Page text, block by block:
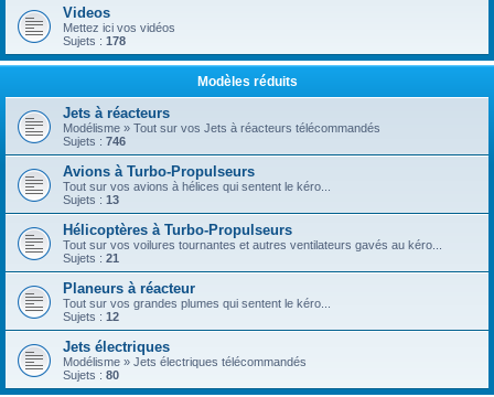
Videos
Mettez ici vos vidéos
Sujets : 178
Modèles réduits
Jets à réacteurs
Modélisme » Tout sur vos Jets à réacteurs télécommandés
Sujets : 746
Avions à Turbo-Propulseurs
Tout sur vos avions à hélices qui sentent le kéro...
Sujets : 13
Hélicoptères à Turbo-Propulseurs
Tout sur vos voilures tournantes et autres ventilateurs gavés au kéro...
Sujets : 21
Planeurs à réacteur
Tout sur vos grandes plumes qui sentent le kéro...
Sujets : 12
Jets électriques
Modélisme » Jets électriques télécommandés
Sujets : 80